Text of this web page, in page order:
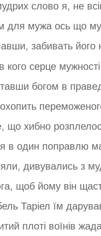
слово я, не
для мужа ось що
забивать його
серце
богом в
що хибно
в один поправлю
дивувались з
щоб йому він
Таріел їм
плоті воїнів